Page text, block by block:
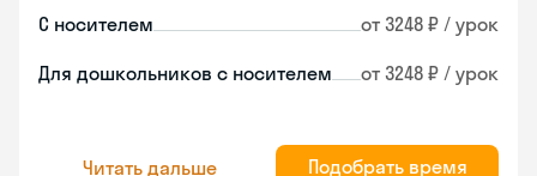
С носителем от 3248 ₽ / урок
Для дошкольников с носителем от 3248 ₽ / урок
Читать дальше Подобрать время